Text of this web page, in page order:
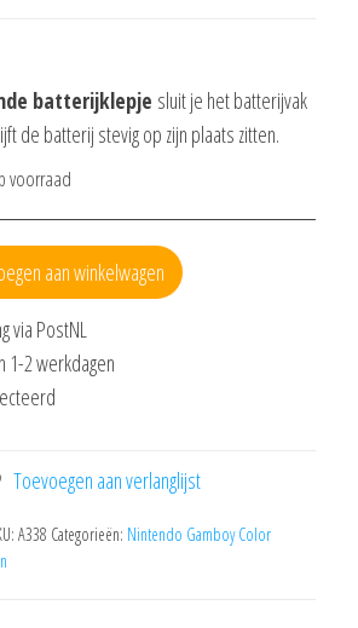
batterijklepje sluit je het batterijvak
de batterij stevig op zijn plaats zitten.
voorraad
aan winkelwagen
via PostNL
1-2 werkdagen
Toevoegen aan verlanglijst
A338 Categorieën: Nintendo Gamboy Color